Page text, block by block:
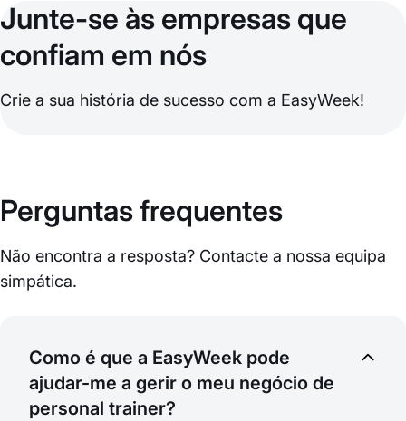
Junte-se às empresas que
confiam em nós
Crie a sua história de sucesso com a EasyWeek!
Perguntas frequentes
Não encontra a resposta? Contacte a nossa equipa
simpática.
Como é que a EasyWeek pode
ajudar-me a gerir o meu negócio de
personal trainer?